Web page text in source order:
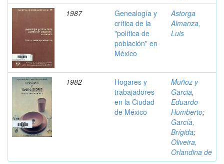
1987
Genealogía y
crítica de la
"política de
población" en
México
Astorga
Almanza,
Luis
1982
Hogares y
trabajadores
en la Ciudad
de México
Muñoz y
Garcia,
Eduardo
Humberto;
García,
Brígida;
Oliveira,
Orlandina de